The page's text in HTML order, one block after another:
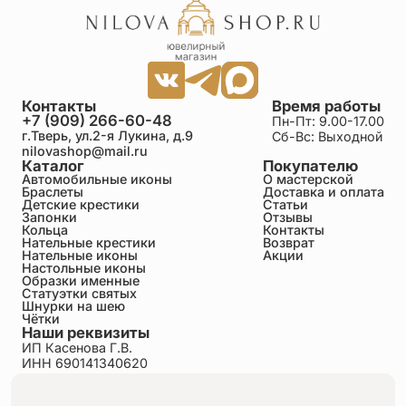
Каталог
Автомобильные иконы
Браслеты
Детские крестики
Запонки
Кольца
Нательные крестики
Нательные иконы
Настольные иконы
Образки именные
Статуэтки святых
Шнурки на шею
Чётки
Покупателю
О мастерской
Доставка и оплата
Статьи
Отзывы
Контакты
Возврат
Акции
Время работы
Пн-Пт: 9.00-17.00
Сб-Вс: Выходной
Контакты
+7 (909) 266-60-48
г.Тверь, ул.2-я Лукина, д.9
nilovashop@mail.ru
Наши реквизиты
ИП Касенова Г.В.
ИНН 690141340620